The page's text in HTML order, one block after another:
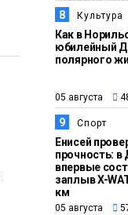
8 Культура
Как в
юбилейный
полярного
05 августа
9 Спорт
Енисей
прочность: в
впервые
заплыв X-
км
05 августа